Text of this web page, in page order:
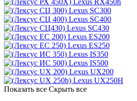
Lexus RX450h
Lexus SC300
Lexus SC400
Lexus SC430
Lexus ES200
Lexus ES250
Lexus IS350
Lexus IS500
Lexus UX200
Lexus UX250H
Показать все Скрыть все